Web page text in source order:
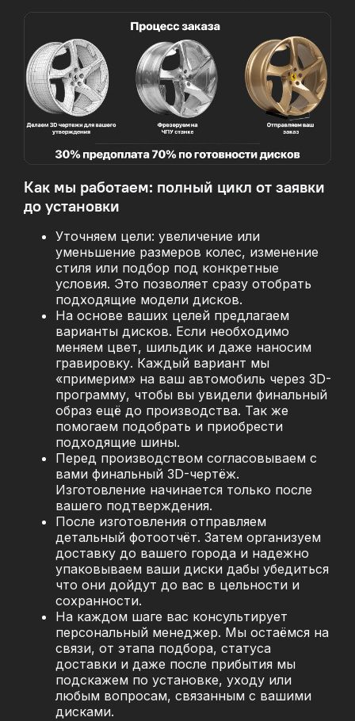
Как мы работаем: полный цикл от заявки
до установки
Уточняем цели: увеличение или
уменьшение размеров колес, изменение
стиля или подбор под конкретные
условия. Это позволяет сразу отобрать
подходящие модели дисков.
На основе ваших целей предлагаем
варианты дисков. Если необходимо
меняем цвет, шильдик и даже наносим
гравировку. Каждый вариант мы
«примерим» на ваш автомобиль через 3D-
программу, чтобы вы увидели финальный
образ ещё до производства. Так же
помогаем подобрать и приобрести
подходящие шины.
Перед производством согласовываем с
вами финальный 3D-чертёж.
Изготовление начинается только после
вашего подтверждения.
После изготовления отправляем
детальный фотоотчёт. Затем организуем
доставку до вашего города и надежно
упаковываем ваши диски дабы убедиться
что они дойдут до вас в цельности и
сохранности.
На каждом шаге вас консультирует
персональный менеджер. Мы остаёмся на
связи, от этапа подбора, статуса
доставки и даже после прибытия мы
подскажем по установке, уходу или
любым вопросам, связанным с вашими
дисками.